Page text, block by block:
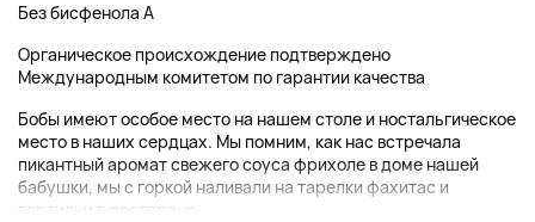
Без бисфенола А
Органическое происхождение подтверждено
Международным комитетом по гарантии качества
Бобы имеют особое место на нашем столе и ностальгическое
место в наших сердцах. Мы помним, как нас встречала
пикантный аромат свежего соуса фрихоле в доме нашей
бабушки, мы с горкой наливали на тарелки фахитас и
тортильи в ресторане...